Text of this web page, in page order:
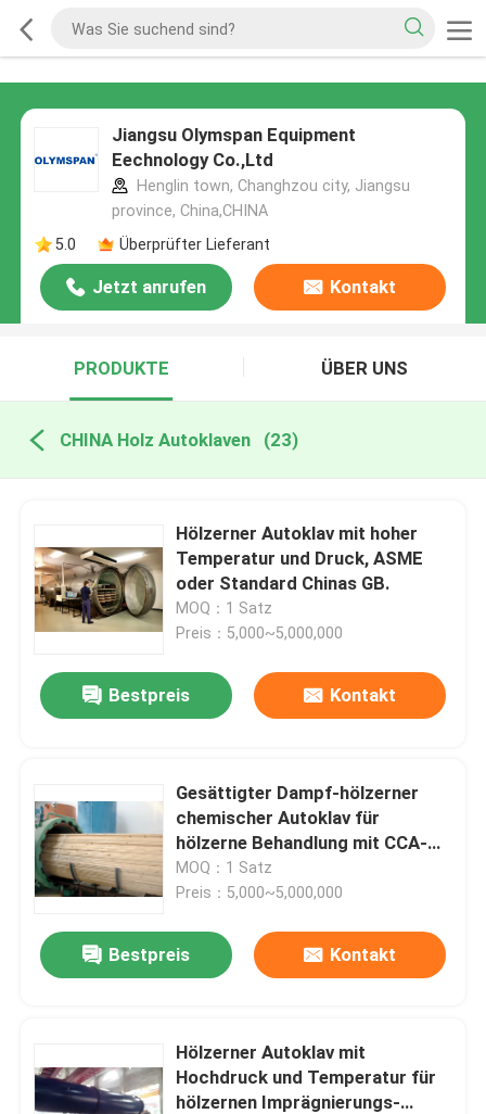
Jiangsu Olymspan Equipment
Eechnology Co.,Ltd
Henglin town, Changhzou city, Jiangsu
province, China,CHINA
5.0
Überprüfter Lieferant
Jetzt anrufen Kontakt
PRODUKTE ÜBER UNS
CHINA Holz Autoklaven (23)
Hölzerner Autoklav mit hoher
Temperatur und Druck, ASME
oder Standard Chinas GB.
MOQ：1 Satz
Preis：5,000~5,000,000
Bestpreis Kontakt
Gesättigter Dampf-hölzerner
chemischer Autoklav für
hölzerne Behandlung mit CCA-
Flüssigkeit
MOQ：1 Satz
Preis：5,000~5,000,000
Bestpreis Kontakt
Hölzerner Autoklav mit
Hochdruck und Temperatur für
hölzernen Imprägnierungs-